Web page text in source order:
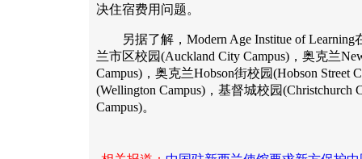
决住宿费用问题。
另据了解，Modern Age Institue of Learning
兰市区校园(Auckland City Campus)，奥克兰
Campus)，奥克兰Hobson街校园(Hobson Street
(Wellington Campus)，基督城校园(Christchurch
Campus)。